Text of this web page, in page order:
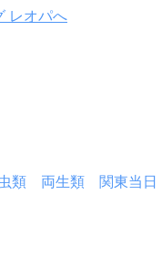
類 両生類 関東当日